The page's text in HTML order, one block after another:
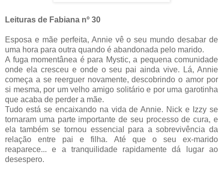
Leituras de Fabiana nº 30
Esposa e mãe perfeita, Annie vê o seu mundo desabar de
uma hora para outra quando é abandonada pelo marido.
A fuga momentânea é para Mystic, a pequena comunidade
onde ela cresceu e onde o seu pai ainda vive. Lá, Annie
começa a se reerguer novamente, descobrindo o amor por
si mesma, por um velho amigo solitário e por uma garotinha
que acaba de perder a mãe.
Tudo está se encaixando na vida de Annie. Nick e Izzy se
tornaram uma parte importante de seu processo de cura, e
ela também se tornou essencial para a sobrevivência da
relação entre pai e filha. Até que o seu ex-marido
reaparece... e a tranquilidade rapidamente dá lugar ao
desespero.